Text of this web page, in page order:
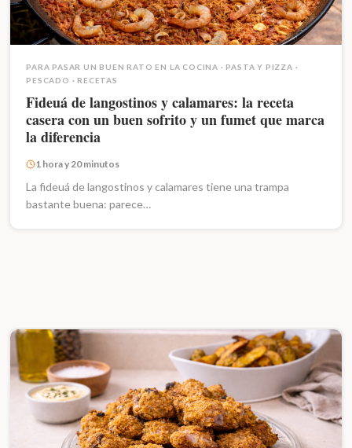
PARA PASAR UN BUEN RATO EN LA COCINA · PASTA Y PIZZA ·
PESCADO · RECETAS
Fideuá de langostinos y calamares: la receta
casera con un buen sofrito y un fumet que marca
la diferencia
1 hora y 20 minutos
La fideuá de langostinos y calamares tiene una trampa
bastante buena: parece…